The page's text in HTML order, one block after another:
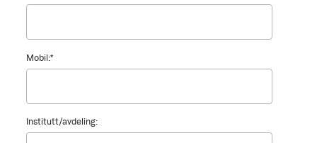
Mobil:*
Institutt/avdeling: